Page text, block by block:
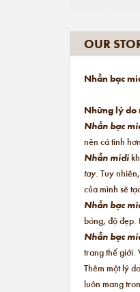
OUR
Nhẫn bạc
Những lý do
Nhẫn bạc
nên cá tính
Nhẫn midi
tay.Tuy
của mình sẽ
Nhẫn bạc
bóng, độ đẹp.
Nhẫn bạc
trang thế giới.
Thêm một lý
luôn mang